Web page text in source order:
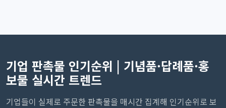
기업 판촉물 인기순위 | 기념품·답례품·홍
보물 실시간 트렌드
기업들이 실제로 주문한 판촉물을 매시간 집계해 인기순위로 보